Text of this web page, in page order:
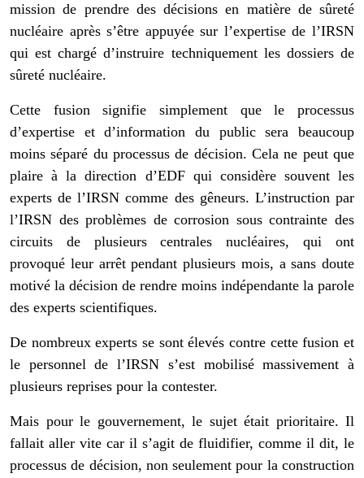
mission de prendre des décisions en matière de sûreté
nucléaire après s’être appuyée sur l’expertise de l’IRSN
qui est chargé d’instruire techniquement les dossiers de
sûreté nucléaire.
Cette fusion signifie simplement que le processus
d’expertise et d’information du public sera beaucoup
moins séparé du processus de décision. Cela ne peut que
plaire à la direction d’EDF qui considère souvent les
experts de l’IRSN comme des gêneurs. L’instruction par
l’IRSN des problèmes de corrosion sous contrainte des
circuits de plusieurs centrales nucléaires, qui ont
provoqué leur arrêt pendant plusieurs mois, a sans doute
motivé la décision de rendre moins indépendante la parole
des experts scientifiques.
De nombreux experts se sont élevés contre cette fusion et
le personnel de l’IRSN s’est mobilisé massivement à
plusieurs reprises pour la contester.
Mais pour le gouvernement, le sujet était prioritaire. Il
fallait aller vite car il s’agit de fluidifier, comme il dit, le
processus de décision, non seulement pour la construction